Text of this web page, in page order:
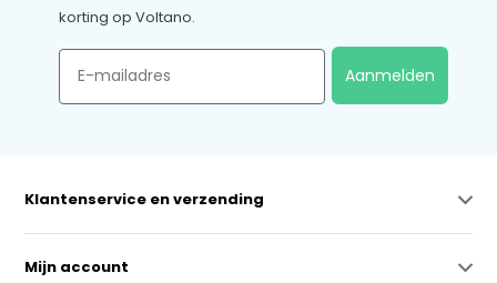
korting op Voltano.
Email
Aanmelden
Klantenservice en verzending
Mijn account